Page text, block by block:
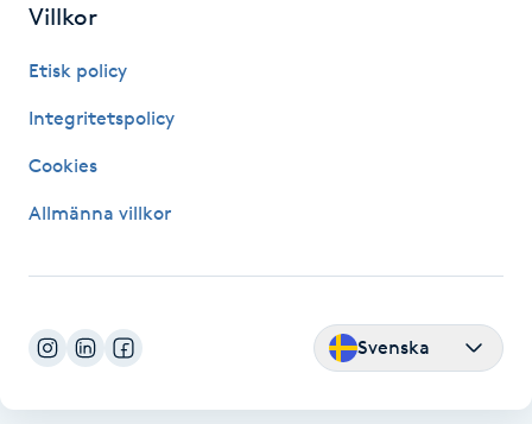
Hudvård
Hypnos
Villkor
Etisk policy
Integritetspolicy
Cookies
Allmänna villkor
Svenska